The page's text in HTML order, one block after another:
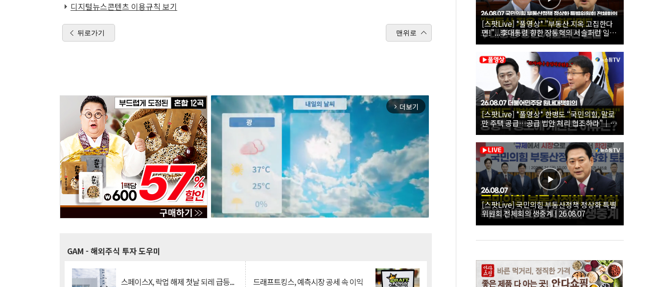
디지털뉴스콘텐츠 이용규칙 보기
뒤로가기 맨위로
arrow_forward_ios 더보기
GAM - 해외주식 투자 도우미
스페이스X, 락업 해제 첫날 되레 급등... 드래프트킹스, 예측시장 공세 속 이익
[스팟Live] *풀영상* "부동산 지옥 고집한다
면!"...李대통령 향한 장동혁의 서슬퍼런 일갈
| 26.08.07 국민의힘 부동산정책 정상화 특별
위원회 전체회의
[스팟Live] *풀영상* 한병도 “국민의힘, 말로
만 주택 공급…공급 법안 처리 협조하라”｜
26.08.07 더불어민주당 원내대책회의
[스팟Live] 국민의힘 부동산정책 정상화 특별
위원회 전체회의 생중계 | 26.08.07